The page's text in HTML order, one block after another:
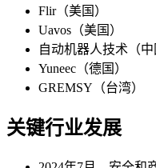
Flir（美国）
Uavos（美国）
自动机器人技术（中
Yuneec（德国）
GREMSY（台湾）
关键行业发展